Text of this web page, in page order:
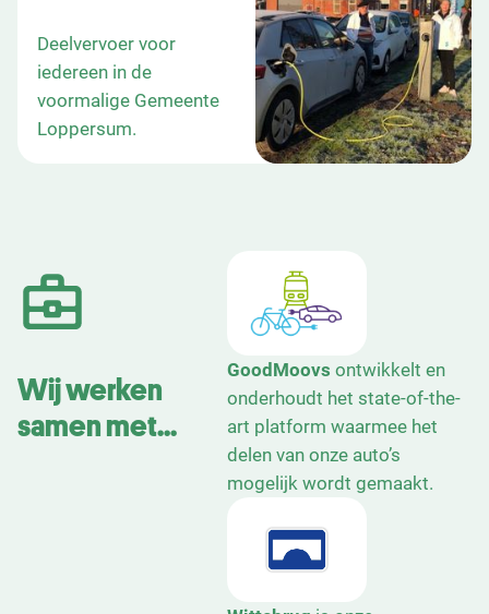
Deelvervoer voor
iedereen in de
voormalige Gemeente
Loppersum.
Wij werken
samen met...
GoodMoovs ontwikkelt en
onderhoudt het state-of-the-
art platform waarmee het
delen van onze auto’s
mogelijk wordt gemaakt.